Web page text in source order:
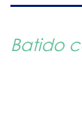
Batido